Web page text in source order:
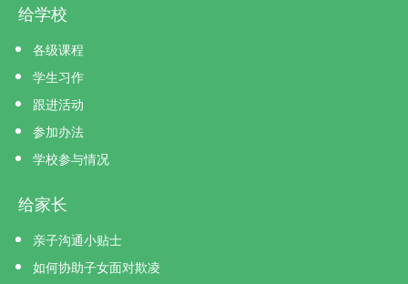
给学校
各级课程
学生习作
跟进活动
参加办法
学校参与情况
给家长
亲子沟通小贴士
如何协助子女面对欺凌